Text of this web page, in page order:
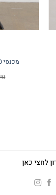
מכנסי NIKO פינק רטרו
לחצי כאן